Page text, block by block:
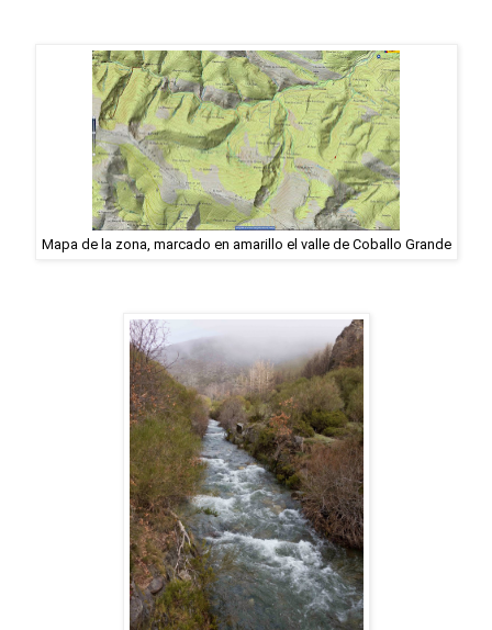
Mapa de la zona, marcado en amarillo el valle de Coballo Grande